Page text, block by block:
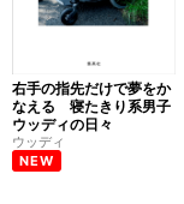
右手の指先だけで夢をか
なえる 寝たきり系男子
ウッディの日々
ウッディ
NEW